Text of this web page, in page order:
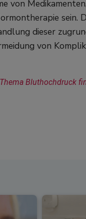
von
sein.
dieser
von
Bluthochdruck